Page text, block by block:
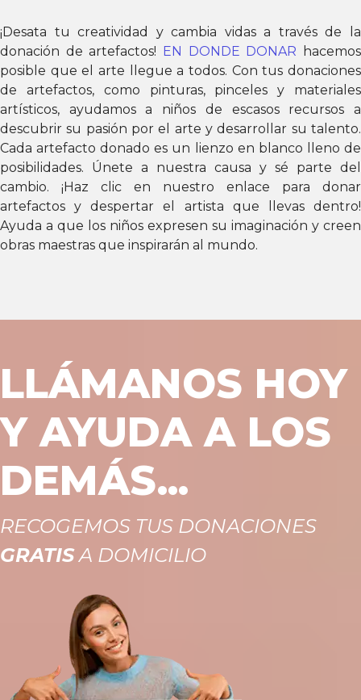
¡Desata tu creatividad y cambia vidas a través de la
donación de artefactos! EN DONDE DONAR hacemos
posible que el arte llegue a todos. Con tus donaciones
de artefactos, como pinturas, pinceles y materiales
artísticos, ayudamos a niños de escasos recursos a
descubrir su pasión por el arte y desarrollar su talento.
Cada artefacto donado es un lienzo en blanco lleno de
posibilidades. Únete a nuestra causa y sé parte del
cambio. ¡Haz clic en nuestro enlace para donar
artefactos y despertar el artista que llevas dentro!
Ayuda a que los niños expresen su imaginación y creen
obras maestras que inspirarán al mundo.
LLÁMANOS HOY
Y AYUDA A LOS
DEMÁS...
RECOGEMOS TUS DONACIONES
GRATISA DOMICILIO